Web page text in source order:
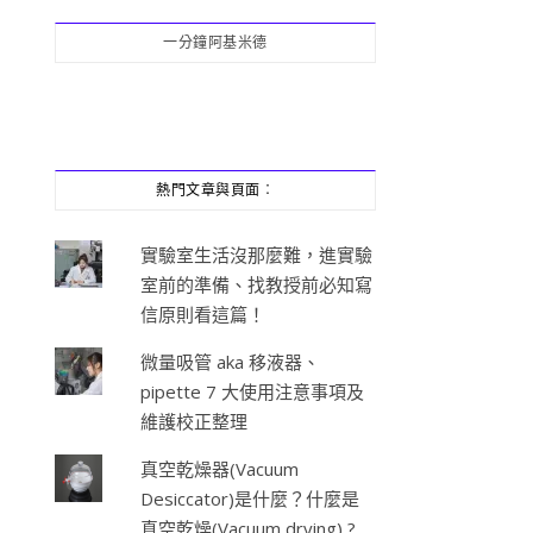
一分鐘阿基米德
熱門文章與頁面︰
實驗室生活沒那麼難，進實驗
室前的準備、找教授前必知寫
信原則看這篇！
微量吸管 aka 移液器、
pipette 7 大使用注意事項及
維護校正整理
真空乾燥器(Vacuum
Desiccator)是什麼？什麼是
真空乾燥(Vacuum drying) ?